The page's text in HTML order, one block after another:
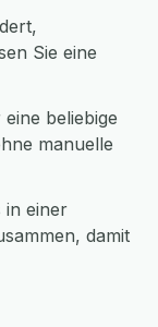
Sie eine
beliebige
manuelle
in einer
damit